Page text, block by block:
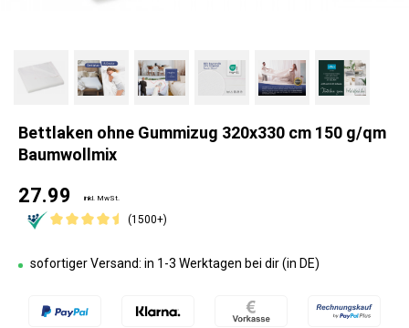
Bettlaken ohne Gummizug 320x330 cm 150 g/qm
Baumwollmix
27.99 inkl. MwSt.
(1500+)
sofortiger Versand: in 1-3 Werktagen bei dir (in DE)